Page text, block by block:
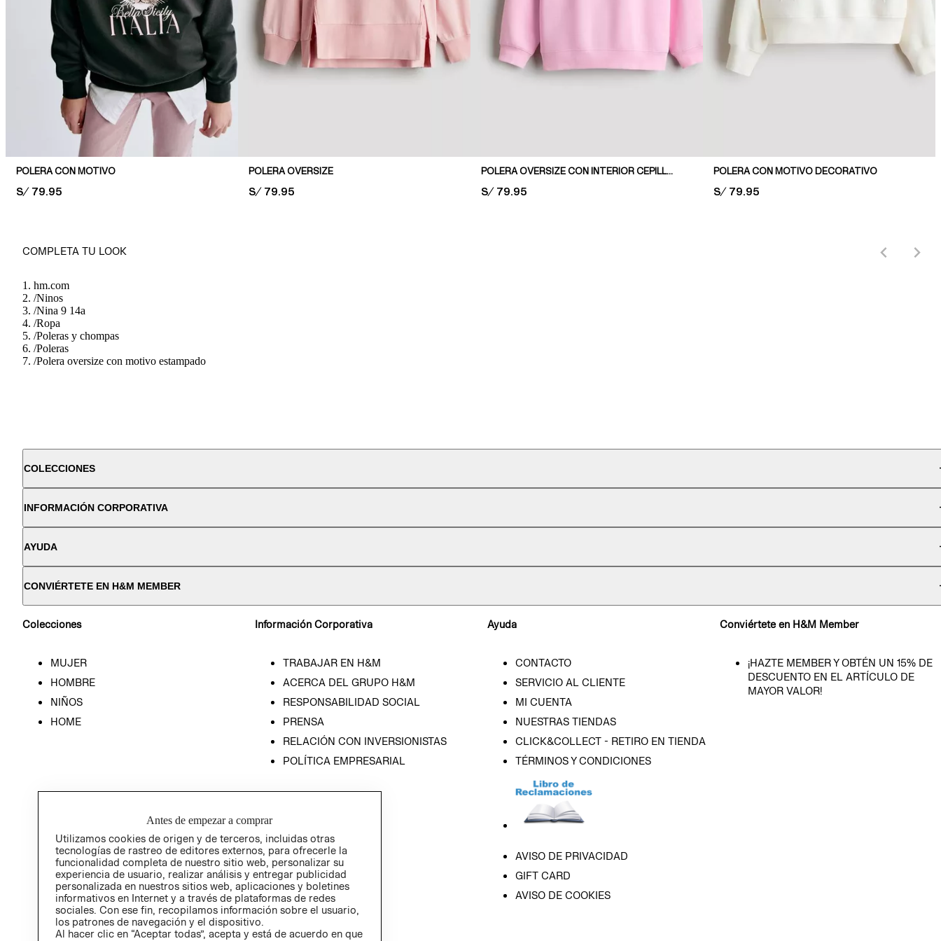
POLERA CON MOTIVO
PRICE:
S/ 79.95
POLERA OVERSIZE
PRICE:
S/ 79.95
POLERA OVERSIZE CON INTERIOR CEPILLADO
PRICE:
S/ 79.95
POLERA CON MOTIVO DECORATIVO
PRICE:
S/ 79.95
COMPLETA TU LOOK
hm.com
/Ninos
/Nina 9 14a
/Ropa
/Poleras y chompas
/Poleras
/Polera oversize con motivo estampado
COLECCIONES
INFORMACIÓN CORPORATIVA
AYUDA
CONVIÉRTETE EN H&M MEMBER
Colecciones
MUJER
HOMBRE
NIÑOS
HOME
Información Corporativa
TRABAJAR EN H&M
ACERCA DEL GRUPO H&M
RESPONSABILIDAD SOCIAL
PRENSA
RELACIÓN CON INVERSIONISTAS
POLÍTICA EMPRESARIAL
Ayuda
CONTACTO
SERVICIO AL CLIENTE
MI CUENTA
NUESTRAS TIENDAS
CLICK&COLLECT - RETIRO EN TIENDA
TÉRMINOS Y CONDICIONES
AVISO DE PRIVACIDAD
GIFT CARD
AVISO DE COOKIES
Conviértete en H&M Member
¡HAZTE MEMBER Y OBTÉN UN 15% DE
DESCUENTO EN EL ARTÍCULO DE
MAYOR VALOR!
Antes de empezar a comprar
Utilizamos cookies de origen y de terceros, incluidas otras
tecnologías de rastreo de editores externos, para ofrecerle la
funcionalidad completa de nuestro sitio web, personalizar su
experiencia de usuario, realizar análisis y entregar publicidad
personalizada en nuestros sitios web, aplicaciones y boletines
informativos en Internet y a través de plataformas de redes
sociales. Con ese fin, recopilamos información sobre el usuario,
los patrones de navegación y el dispositivo.
Al hacer clic en “Aceptar todas”, acepta y está de acuerdo en que